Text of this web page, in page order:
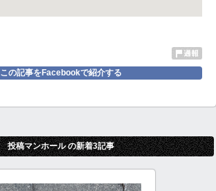
この記事をFacebookで紹介する
投稿マンホール の新着3記事